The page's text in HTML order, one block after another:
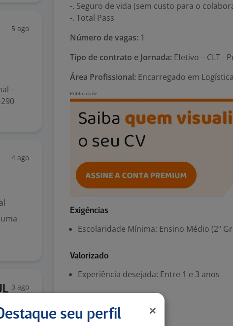
5 ago
–
4 ago
3 ago
-. Seguro de vida (sem custo para o
-. Total Pass
Número de vagas: 1
Tipo de contrato e Jornada: Efetivo – CLT -
Área Profissional: Encarregado em
Exigências
Escolaridade Mínima: Ensino Médio (2º
Valorizado
Experiência desejada: Entre 1 e 3 anos
seu perfil